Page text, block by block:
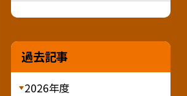
過去記事
2026年度